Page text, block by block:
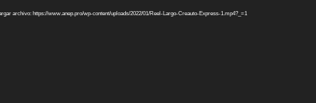
archivo: https://www.anep.pro/wp-content/uploads/2022/01/Reel-Largo-Creauto-Express-1.mp4?_=1